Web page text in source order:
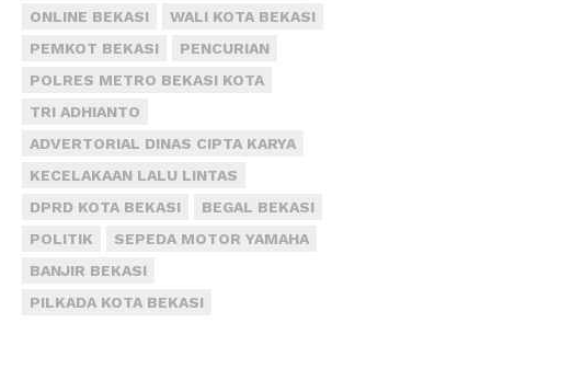
ONLINE BEKASI
WALI KOTA BEKASI
PEMKOT BEKASI
PENCURIAN
POLRES METRO BEKASI KOTA
TRI ADHIANTO
ADVERTORIAL DINAS CIPTA KARYA
KECELAKAAN LALU LINTAS
DPRD KOTA BEKASI
BEGAL BEKASI
POLITIK
SEPEDA MOTOR YAMAHA
BANJIR BEKASI
PILKADA KOTA BEKASI